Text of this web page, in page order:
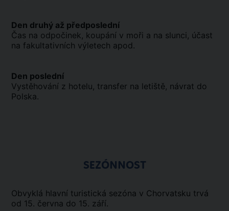
Den druhý až předposlední
Čas na odpočinek, koupání v moři a na slunci, účast
na fakultativních výletech apod.
Den poslední
Vystěhování z hotelu, transfer na letiště, návrat do
Polska.
SEZÓNNOST
Obvyklá hlavní turistická sezóna v Chorvatsku trvá
od 15. června do 15. září.